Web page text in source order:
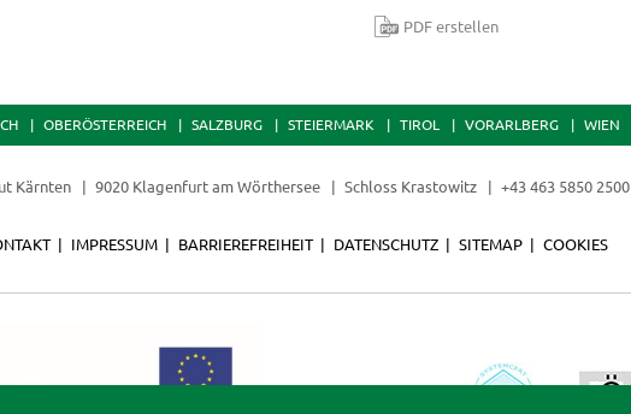
PDF erstellen
OBERÖSTERREICH SALZBURG STEIERMARK TIROL VORARLBERG WIEN
Kärnten 9020 Klagenfurt am Wörthersee Schloss Krastowitz +43 463 5850 2500
IMPRESSUM BARRIEREFREIHEIT DATENSCHUTZ SITEMAP COOKIES